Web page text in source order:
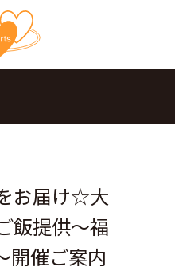
お届け☆大
飯提供～福
開催ご案内